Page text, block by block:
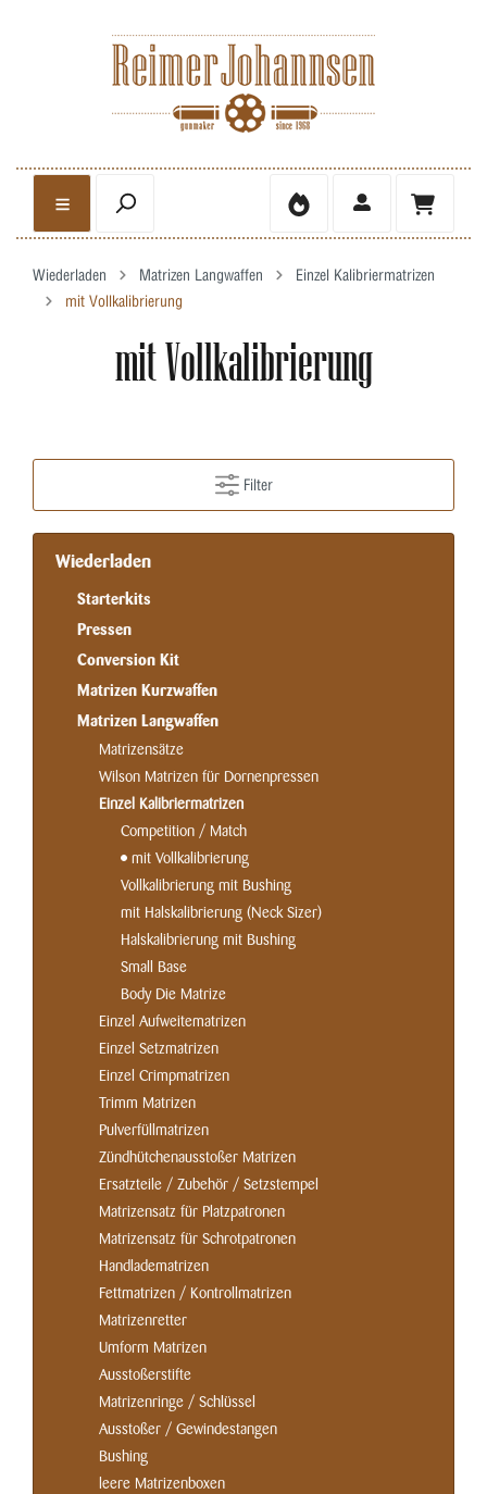
Wiederladen Matrizen Langwaffen
Einzel Kalibriermatrizen
mit Vollkalibrierung
mit Vollkalibrierung
Filter
Wiederladen
Starterkits
Pressen
Conversion Kit
Matrizen Kurzwaffen
Matrizen Langwaffen
Matrizensätze
Wilson Matrizen für Dornenpressen
Einzel Kalibriermatrizen
Competition / Match
mit Vollkalibrierung
Vollkalibrierung mit Bushing
mit Halskalibrierung (Neck Sizer)
Halskalibrierung mit Bushing
Small Base
Body Die Matrize
Einzel Aufweitematrizen
Einzel Setzmatrizen
Einzel Crimpmatrizen
Trimm Matrizen
Pulverfüllmatrizen
Zündhütchenausstoßer Matrizen
Ersatzteile / Zubehör / Setzstempel
Matrizensatz für Platzpatronen
Matrizensatz für Schrotpatronen
Handladematrizen
Fettmatrizen / Kontrollmatrizen
Matrizenretter
Umform Matrizen
Ausstoßerstifte
Matrizenringe / Schlüssel
Ausstoßer / Gewindestangen
Bushing
leere Matrizenboxen